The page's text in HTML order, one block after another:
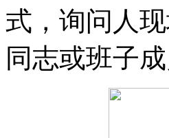
式，询问人
同志或班子